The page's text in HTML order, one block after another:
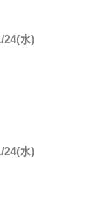
24(水)
24(水)